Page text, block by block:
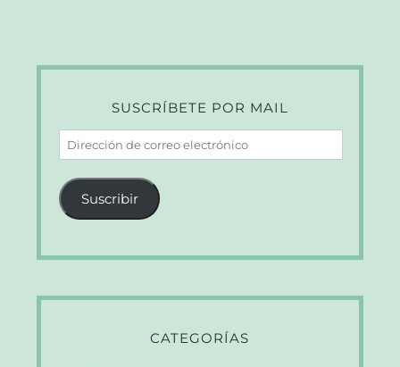
SUSCRÍBETE POR MAIL
Dirección
de
correo
electrónico
Suscribir
CATEGORÍAS